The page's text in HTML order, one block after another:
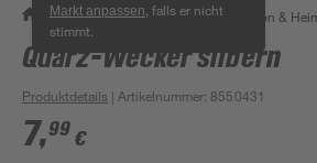
Markt anpassen , falls er nicht
stimmt.
/ Wohnen & Haushalt / Dekoration &
Quarz-Wecker silbern
Produktdetails | Artikelnummer: 8550431
7,99 €